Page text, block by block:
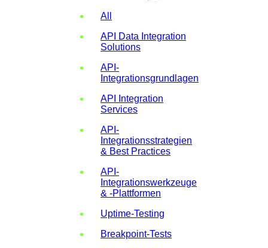
All
API Data Integration
Solutions
API-
Integrationsgrundlagen
API Integration
Services
API-
Integrationsstrategien
& Best Practices
API-
Integrationswerkzeuge
& -Plattformen
Uptime-Testing
Breakpoint-Tests